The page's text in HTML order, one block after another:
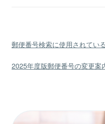
郵便番号検索に使用されてい
2025年度版郵便番号の変更案